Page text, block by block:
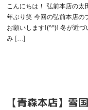
こんにちは！ 弘前本店の太
年ぶり笑 今回の弘前本店の
お願いします!(^^)! 冬が近
み […]
【青森本店】雪